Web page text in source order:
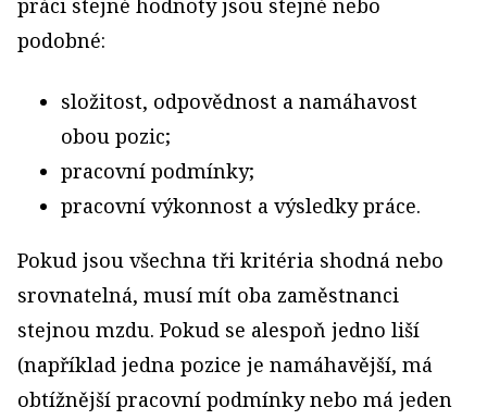
práci stejné hodnoty jsou stejné nebo
podobné:
složitost, odpovědnost a namáhavost
obou pozic;
pracovní podmínky;
pracovní výkonnost a výsledky práce.
Pokud jsou všechna tři kritéria shodná nebo
srovnatelná, musí mít oba zaměstnanci
stejnou mzdu. Pokud se alespoň jedno liší
(například jedna pozice je namáhavější, má
obtížnější pracovní podmínky nebo má jeden